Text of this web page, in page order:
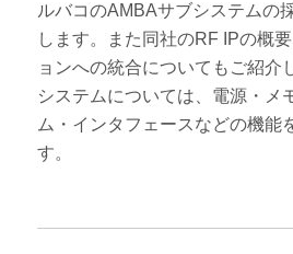
ルバコのAMBAサブシステムの
します。また同社のRF IPの概
ョンへの統合についてもご紹介
システムについては、電源・メ
ム・インタフェースなどの機能
す。